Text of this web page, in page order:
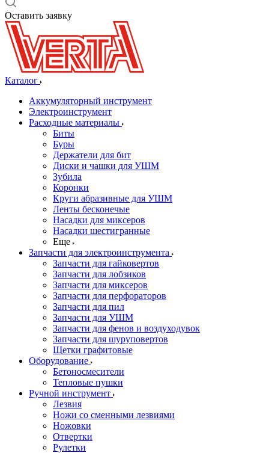
Оставить заявку
Каталог
Аккумуляторный инструмент
Электроинструмент
Расходные материалы
Биты
Буры
Держатели для бит
Диски и чашки для УШМ
Зубила
Коронки
Круги абразивные для УШМ
Ленты бесконечые
Насадки для миксеров
Насадки шестигранные
Еще
Запчасти для электроинструмента
Запчасти для гайковертов
Запчасти для лобзиков
Запчасти для миксеров
Запчасти для перфораторов
Запчасти для пил
Запчасти для УШМ
Запчасти для фенов и воздуходувок
Запчасти для шуруповертов
Щетки графитовые
Оборудование
Бетоносмесители
Тепловые пушки
Ручной инструмент
Лезвия
Ножи со сменными лезвиями
Ножовки
Отвертки
Рулетки